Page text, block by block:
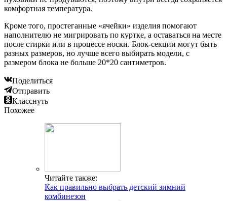
комфортная температура.
Кроме того, простеганные «ячейки» изделия помогают
наполнителю не мигрировать по куртке, а оставаться на месте
после стирки или в процессе носки. Блок-секции могут быть
разных размеров, но лучше всего выбирать модели, с
размером блока не больше 20*20 сантиметров.
Поделиться
Отправить
Класснуть
Похожее
Читайте также:
Как правильно выбрать детский зимний
комбинезон